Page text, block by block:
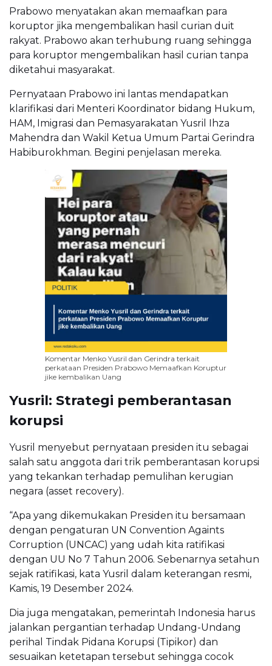
Prabowo menyatakan akan memaafkan para
koruptor jika mengembalikan hasil curian duit
rakyat. Prabowo akan terhubung ruang sehingga
para koruptor mengembalikan hasil curian tanpa
diketahui masyarakat.
Pernyataan Prabowo ini lantas mendapatkan
klarifikasi dari Menteri Koordinator bidang Hukum,
HAM, Imigrasi dan Pemasyarakatan Yusril Ihza
Mahendra dan Wakil Ketua Umum Partai Gerindra
Habiburokhman. Begini penjelasan mereka.
Komentar Menko Yusril dan Gerindra terkait
perkataan Presiden Prabowo Memaafkan Koruptur
jike kembalikan Uang
Yusril: Strategi pemberantasan
korupsi
Yusril menyebut pernyataan presiden itu sebagai
salah satu anggota dari trik pemberantasan korupsi
yang tekankan terhadap pemulihan kerugian
negara (asset recovery).
“Apa yang dikemukakan Presiden itu bersamaan
dengan pengaturan UN Convention Againts
Corruption (UNCAC) yang udah kita ratifikasi
dengan UU No 7 Tahun 2006. Sebenarnya setahun
sejak ratifikasi, kata Yusril dalam keterangan resmi,
Kamis, 19 Desember 2024.
Dia juga mengatakan, pemerintah Indonesia harus
jalankan pergantian terhadap Undang-Undang
perihal Tindak Pidana Korupsi (Tipikor) dan
sesuaikan ketetapan tersebut sehingga cocok